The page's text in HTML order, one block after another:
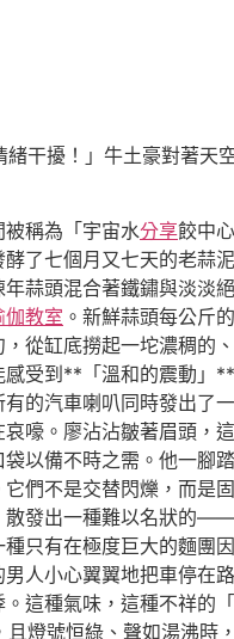
干擾！」牛土豪對著
稱為「宇宙水分享餃中
酵了七個月又七天的老蒜
蒜頭混合著鐵鏽與淡淡
伽教室 。新鮮蒜頭每公斤
從缸底撈起一坨濃稠的
感受到**「溫和的震動」
有的汽車喇叭同時發
嚎。廖沾沾皺著眉頭，
以備不時之需。他一腳
們不是交替閃爍，而是
發出一種難以名狀的
只有在極度巨大的麵團
人小心翼翼地把車停在
這種氣味，這種不祥的
燈號恒綠、聲如湯沸